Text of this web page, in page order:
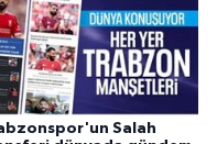
Salah